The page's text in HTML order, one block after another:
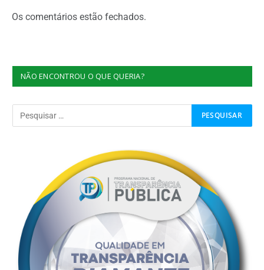
Os comentários estão fechados.
NÃO ENCONTROU O QUE QUERIA?